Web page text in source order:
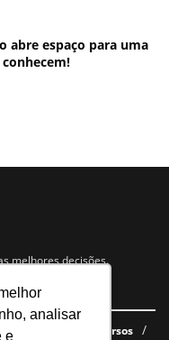
analisar
e
abre espaço para uma
melhores decisões.
gratuitos Cursos